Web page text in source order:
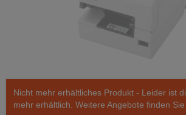
Nicht mehr erhältliches Produkt - Leider ist
mehr erhältlich. Weitere Angebote finden Sie